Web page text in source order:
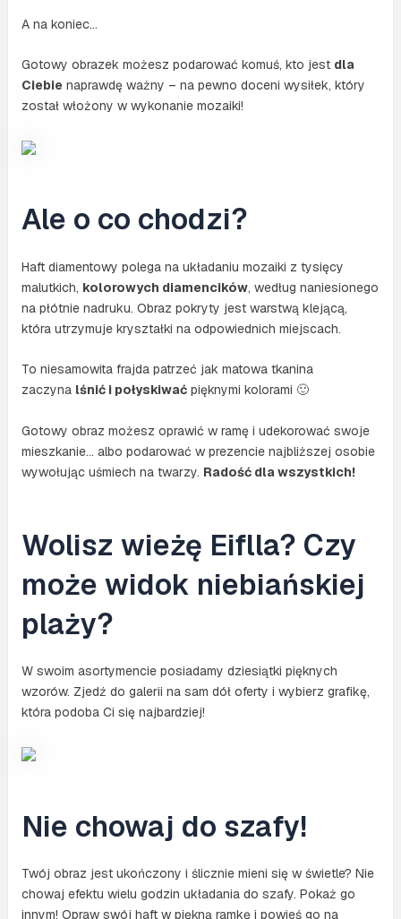
A na koniec…
Gotowy obrazek możesz podarować komuś, kto jest dla
Ciebie naprawdę ważny – na pewno doceni wysiłek, który
został włożony w wykonanie mozaiki!
Ale o co chodzi?
Haft diamentowy polega na układaniu mozaiki z tysięcy
malutkich, kolorowych diamencików, według naniesionego
na płótnie nadruku. Obraz pokryty jest warstwą klejącą,
która utrzymuje kryształki na odpowiednich miejscach.
To niesamowita frajda patrzeć jak matowa tkanina
zaczyna lśnić i połyskiwaćpięknymi kolorami 🙂
Gotowy obraz możesz oprawić w ramę i udekorować swoje
mieszkanie… albo podarować w prezencie najbliższej osobie
wywołując uśmiech na twarzy. Radość dla wszystkich!
Wolisz wieżę Eiflla? Czy
może widok niebiańskiej
plaży?
W swoim asortymencie posiadamy dziesiątki pięknych
wzorów. Zjedź do galerii na sam dół oferty i wybierz grafikę,
która podoba Ci się najbardziej!
Nie chowaj do szafy!
Twój obraz jest ukończony i ślicznie mieni się w świetle? Nie
chowaj efektu wielu godzin układania do szafy. Pokaż go
innym! Opraw swój haft w piękną ramkę i powieś go na